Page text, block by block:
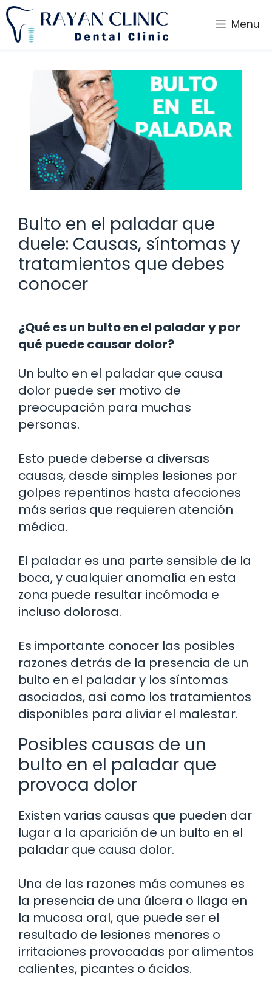
Saltar
al
contenido
Menu
Bulto en el paladar que
duele: Causas, síntomas y
tratamientos que debes
conocer
¿Qué es un bulto en el paladar y por
qué puede causar dolor?
Un bulto en el paladar que causa
dolor puede ser motivo de
preocupación para muchas
personas.
Esto puede deberse a diversas
causas, desde simples lesiones por
golpes repentinos hasta afecciones
más serias que requieren atención
médica.
El paladar es una parte sensible de la
boca, y cualquier anomalía en esta
zona puede resultar incómoda e
incluso dolorosa.
Es importante conocer las posibles
razones detrás de la presencia de un
bulto en el paladar y los síntomas
asociados, así como los tratamientos
disponibles para aliviar el malestar.
Posibles causas de un
bulto en el paladar que
provoca dolor
Existen varias causas que pueden dar
lugar a la aparición de un bulto en el
paladar que causa dolor.
Una de las razones más comunes es
la presencia de una úlcera o llaga en
la mucosa oral, que puede ser el
resultado de lesiones menores o
irritaciones provocadas por alimentos
calientes, picantes o ácidos.